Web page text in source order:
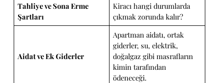
Tahliye ve Sona Erme
Şartları
Kiracı hangi durumlarda
çıkmak zorunda kalır?
Aidat ve Ek Giderler
Apartman aidatı, ortak
giderler, su, elektrik,
doğalgaz gibi masrafların
kimin tarafından
ödeneceği.